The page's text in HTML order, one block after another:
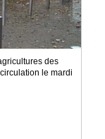
des
le mardi